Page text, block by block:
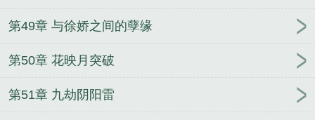
第49章 与徐娇之间的孽缘
第50章 花映月突破
第51章 九劫阴阳雷